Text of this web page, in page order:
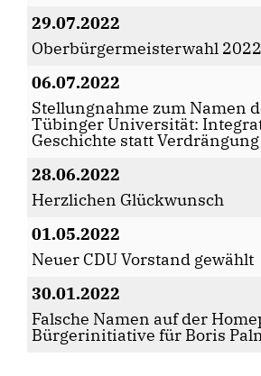
29.07.2022
Oberbürgermeisterwahl 2022
06.07.2022
Stellungnahme zum Namen
Tübinger Universität:
Geschichte statt Verdrängung
28.06.2022
Herzlichen Glückwunsch
01.05.2022
Neuer CDU Vorstand gewählt
30.01.2022
Falsche Namen auf der
Bürgerinitiative für Boris